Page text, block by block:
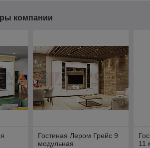
компании
Гостиная Лером Грейс 9
модульная
11